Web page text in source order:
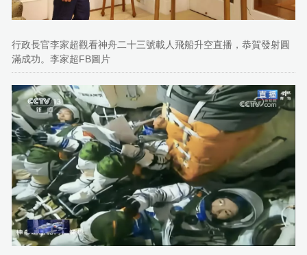
行政長官李家超觀看神舟二十三號載人飛船升空直播，恭賀發射圓
滿成功。李家超FB圖片